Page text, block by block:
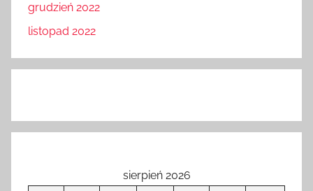
grudzień 2022
listopad 2022
sierpień 2026